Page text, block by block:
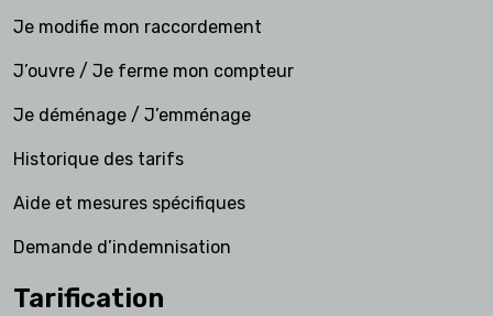
Je modifie mon raccordement
J’ouvre / Je ferme mon compteur
Je déménage / J’emménage
Historique des tarifs
Aide et mesures spécifiques
Demande d’indemnisation
Tarification